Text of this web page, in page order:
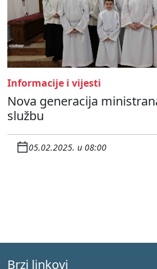
Informacije i vijesti
Nova generacija
službu
05.02.2025. u 08:00
Brzi linkovi